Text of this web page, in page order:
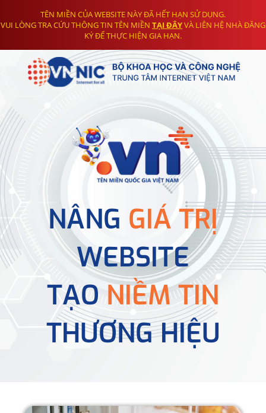
TÊN MIỀN CỦA WEBSITE NÀY ĐÃ HẾT HẠN SỬ DỤNG.
VUI LÒNG TRA CỨU THÔNG TIN TÊN MIỀN TẠI ĐÂYVÀ LIÊN HỆ NHÀ ĐĂNG
KÝ ĐỂ THỰC HIỆN GIA HẠN.
NÂNG GIÁ TRỊ
WEBSITE
TẠONIỀM TIN
THƯƠNG HIỆU